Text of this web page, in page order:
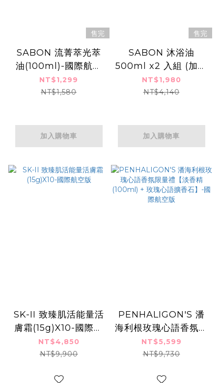
售完
SABON 流菁萃光萃
油(100ml)-國際航空
版-流光夜宴
NT$1,299
NT$1,580
加入購物車
售完
SABON 沐浴油
500ml x2 入組 (加碼
贈品牌擴香 100ml-國
際航空版)-限定年終回
NT$1,980
NT$4,140
加入購物車
SK-II 致臻肌活能量活
膚霜(15g)X10-國際航
空版
NT$4,850
NT$9,900
PENHALIGON'S 潘
海利根玫瑰心語香氛限
量禮【淡香精(100ml)
+ 玫瑰心語擴香石】-
NT$5,599
NT$9,730